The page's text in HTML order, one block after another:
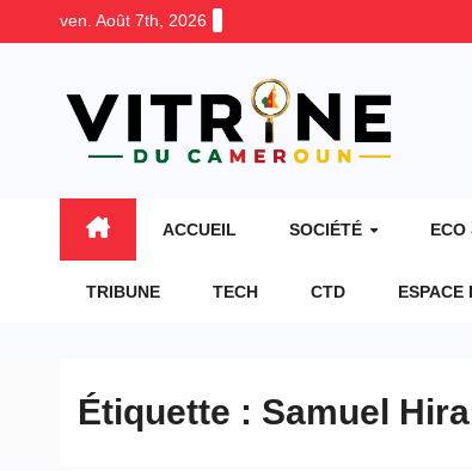
ven. Août 7th, 2026
ACCUEIL SOCIÉTÉ ECO
TRIBUNE TECH CTD ESPACE
Étiquette : Samuel